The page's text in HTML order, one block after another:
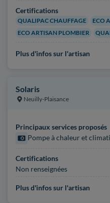
Certifications
QUALIPAC CHAUFFAGE
ECO
ECO ARTISAN PLOMBIER
Plus d'infos sur l'artisan
Solaris
Neuilly-Plaisance
Principaux services proposés
Pompe à chaleur et
Certifications
Non renseignées
Plus d'infos sur l'artisan